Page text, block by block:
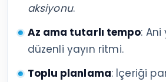
aksiyonu.
Az ama tutarlı tempo:
düzenli yayın ritmi.
Toplu planlama: İçeriği